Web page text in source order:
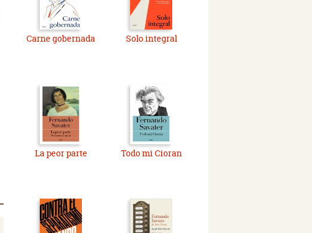
Carne gobernada Solo integral
La peor parte Todo mi Cioran